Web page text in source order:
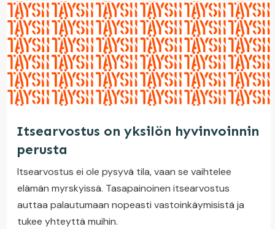
Itsearvostus on yksilön hyvinvoinnin
perusta
Itsearvostus ei ole pysyvä tila, vaan se vaihtelee
elämän myrskyissä. Tasapainoinen itsearvostus
auttaa palautumaan nopeasti vastoinkäymisistä ja
tukee yhteyttä muihin.